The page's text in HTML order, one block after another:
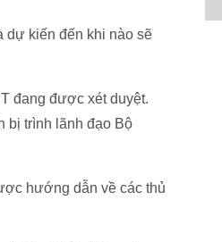
dự kiến đến khi nào sẽ
đang được xét duyệt.
bị trình lãnh đạo Bộ
hướng dẫn về các thủ